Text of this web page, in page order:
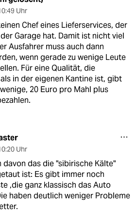
Uhr
Chef eines Lieferservices, der
Garage hat. Damit ist nicht viel
Ausfahrer muss auch dann
wenn gerade zu wenige Leute
Für eine Qualität, die
in der eigenen Kantine ist, gibt
20 Euro pro Mahl plus
Uhr
davon das die "sibirische Kälte"
ist: Es gibt immer noch
,die ganz klassisch das Auto
haben deutlich weniger Probleme